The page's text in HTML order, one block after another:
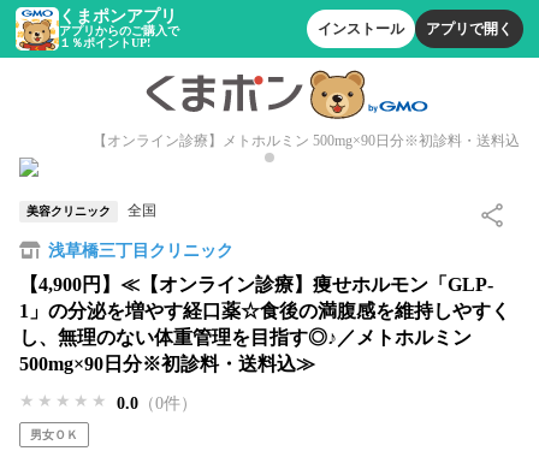
くまポンアプリ
アプリからのご購入で
１％ポイントUP!
インストール アプリで開く
【オンライン診療】メトホルミン 500mg×90日分※初診料・送料込
美容クリニック 全国
浅草橋三丁目クリニック
【4,900円】≪【オンライン診療】痩せホルモン「GLP-
1」の分泌を増やす経口薬☆食後の満腹感を維持しやすく
し、無理のない体重管理を目指す◎♪／メトホルミン
500mg×90日分※初診料・送料込≫
★★★★★
★★★★★
★★★★★ 0.0 （0件）
男女ＯＫ